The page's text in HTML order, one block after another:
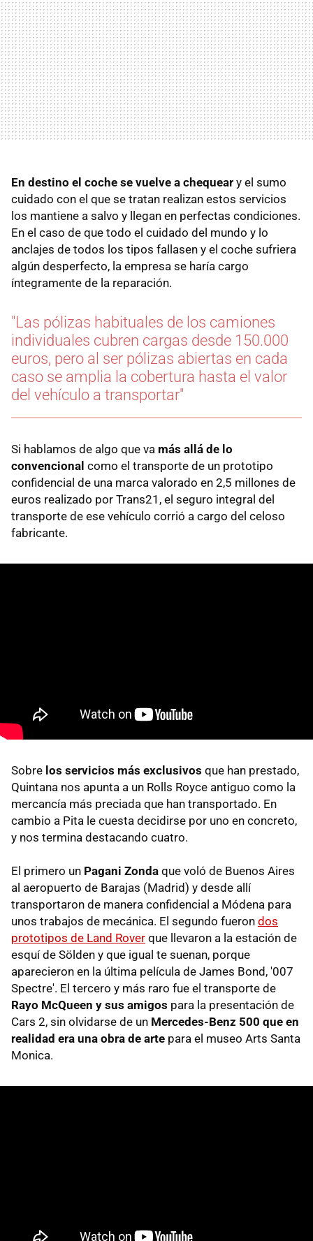
En destino el coche se vuelve a chequear y el sumo
cuidado con el que se tratan realizan estos servicios
los mantiene a salvo y llegan en perfectas condiciones.
En el caso de que todo el cuidado del mundo y lo
anclajes de todos los tipos fallasen y el coche sufriera
algún desperfecto, la empresa se haría cargo
íntegramente de la reparación.
"Las pólizas habituales de los camiones
individuales cubren cargas desde 150.000
euros, pero al ser pólizas abiertas en cada
caso se amplia la cobertura hasta el valor
del vehículo a transportar"
Si hablamos de algo que va más allá de lo
convencional como el transporte de un prototipo
confidencial de una marca valorado en 2,5 millones de
euros realizado por Trans21, el seguro integral del
transporte de ese vehículo corrió a cargo del celoso
fabricante.
Sobre los servicios más exclusivos que han prestado,
Quintana nos apunta a un Rolls Royce antiguo como la
mercancía más preciada que han transportado. En
cambio a Pita le cuesta decidirse por uno en concreto,
y nos termina destacando cuatro.
El primero un Pagani Zonda que voló de Buenos Aires
al aeropuerto de Barajas (Madrid) y desde allí
transportaron de manera confidencial a Módena para
unos trabajos de mecánica. El segundo fueron dos
prototipos de Land Rover que llevaron a la estación de
esquí de Sölden y que igual te suenan, porque
aparecieron en la última película de James Bond, '007
Spectre'. El tercero y más raro fue el transporte de
Rayo McQueen y sus amigos para la presentación de
Cars 2, sin olvidarse de un Mercedes-Benz 500 que en
realidad era una obra de arte para el museo Arts Santa
Monica.